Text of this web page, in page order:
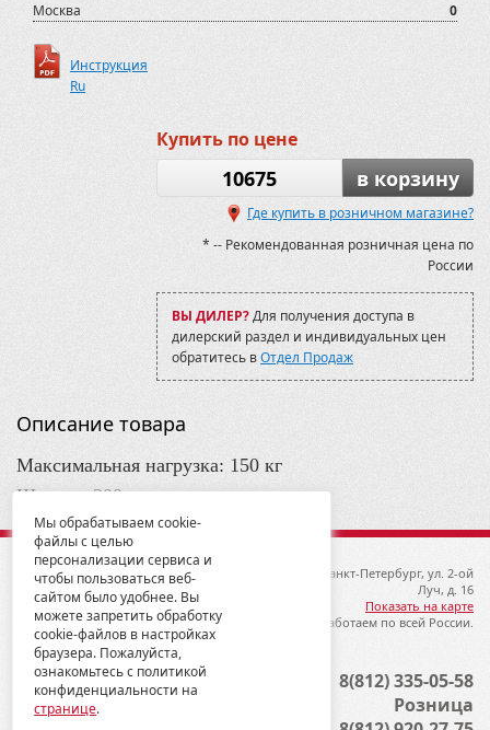
Spyder, 1000, 2010-13
Урал
Москва 0
Инструкция
Ru
Купить по цене
10675 в корзину
Где купить в розничном магазине?
* -- Рекомендованная розничная цена по
России
ВЫ ДИЛЕР?Для получения доступа в
дилерский раздел и индивидуальных цен
обратитесь вОтдел Продаж
Описание товара
Максимальная нагрузка: 150 кг
Ширина 200 мм
Общая длина 1900 мм
© 2012-2026 ГК Металлопродукция
192019, Санкт-Петербург, ул. 2-ой
Луч, д. 16
Показать на карте
Мы работаем по всей России.
8(812) 335-05-58
Розница
Мы обрабатываем cookie-
файлы с целью
персонализации сервиса и
чтобы пользоваться веб-
сайтом было удобнее. Вы
можете запретить обработку
cookie-файлов в настройках
браузера. Пожалуйста,
ознакомьтесь с политикой
конфиденциальности на
странице.